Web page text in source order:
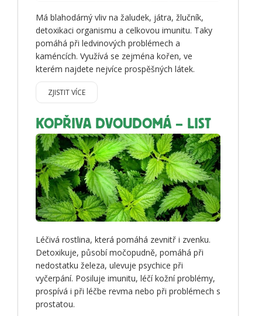
Má blahodárný vliv na žaludek, játra, žlučník,
detoxikaci organismu a celkovou imunitu. Taky
pomáhá při ledvinových problémech a
kaméncích. Využívá se zejména kořen, ve
kterém najdete nejvíce prospěšných látek.
ZJISTIT VÍCE
KOPŘIVA DVOUDOMÁ – LIST
Léčivá rostlina, která pomáhá zevnitř i zvenku.
Detoxikuje, působí močopudně, pomáhá při
nedostatku železa, ulevuje psychice při
vyčerpání. Posiluje imunitu, léčí kožní problémy,
prospívá i při léčbe revma nebo při problémech s
prostatou.